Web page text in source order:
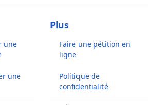
une
une
Plus
Faire une pétition en
ligne
Politique de
confidentialité